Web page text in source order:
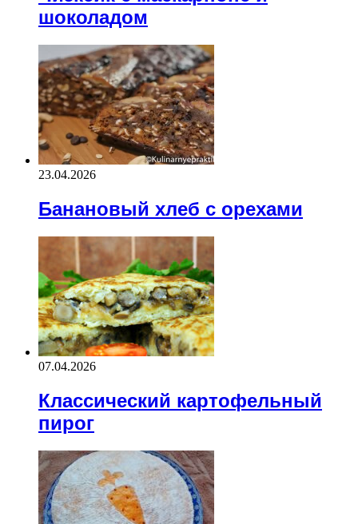
шоколадом
23.04.2026
Банановый хлеб с орехами
07.04.2026
Классический картофельный
пирог